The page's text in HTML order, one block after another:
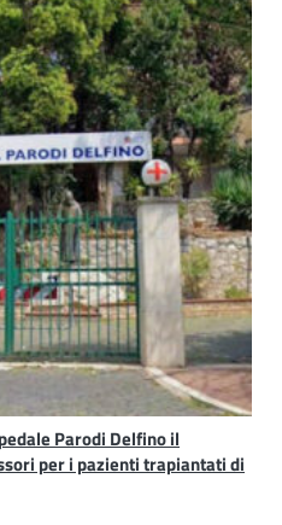
Parodi Delfino il
per i pazienti trapiantati di